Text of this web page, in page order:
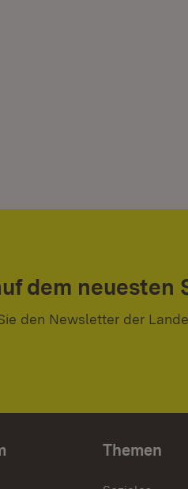
dem neuesten
den Newsletter der
Themen